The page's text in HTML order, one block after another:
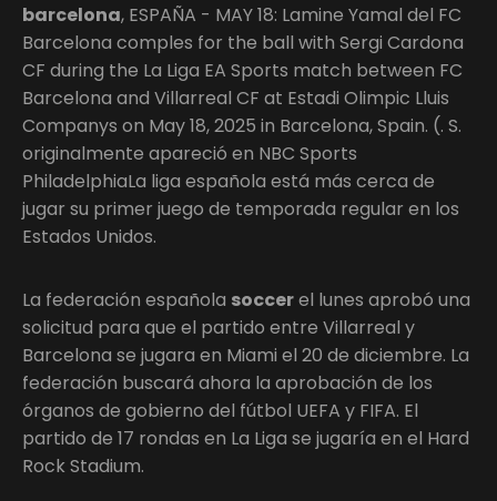
barcelona, ESPAÑA - MAY 18: Lamine Yamal del FC
Barcelona comples for the ball with Sergi Cardona
CF during the La Liga EA Sports match between FC
Barcelona and Villarreal CF at Estadi Olimpic Lluis
Companys on May 18, 2025 in Barcelona, Spain. (. S.
originalmente apareció en NBC Sports
PhiladelphiaLa liga española está más cerca de
jugar su primer juego de temporada regular en los
Estados Unidos.
La federación española soccerel lunes aprobó una
solicitud para que el partido entre Villarreal y
Barcelona se jugara en Miami el 20 de diciembre. La
federación buscará ahora la aprobación de los
órganos de gobierno del fútbol UEFA y FIFA. El
partido de 17 rondas en La Liga se jugaría en el Hard
Rock Stadium.